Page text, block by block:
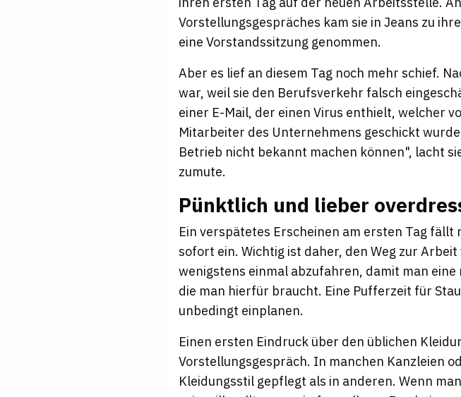
Vorstellungsgespräches kam sie in Jeans zu
eine Vorstandssitzung genommen.
Aber es lief an diesem Tag noch mehr schief.
war, weil sie den Berufsverkehr falsch
einer E-Mail, der einen Virus enthielt, welcher
Mitarbeiter des Unternehmens geschickt
Betrieb nicht bekannt machen können", lacht
zumute.
Pünktlich und lieber
Ein verspätetes Erscheinen am ersten Tag
sofort ein. Wichtig ist daher, den Weg zur
wenigstens einmal abzufahren, damit man
die man hierfür braucht. Eine Pufferzeit für
unbedingt einplanen.
Einen ersten Eindruck über den üblichen
Vorstellungsgespräch. In manchen Kanzleien
Kleidungsstil gepflegt als in anderen. Wenn